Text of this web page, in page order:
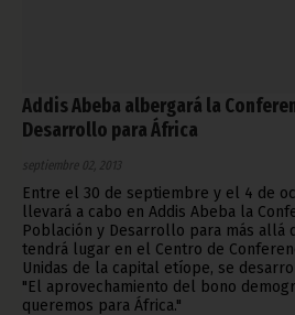
Addis Abeba albergará la
Desarrollo para África
septiembre 02, 2013
Entre el 30 de septiembre y el 4 de
llevará a cabo en Addis Abeba la
Población y Desarrollo para más allá
tendrá lugar en el Centro de
Unidas de la capital etíope, se
"El aprovechamiento del bono
queremos para África."